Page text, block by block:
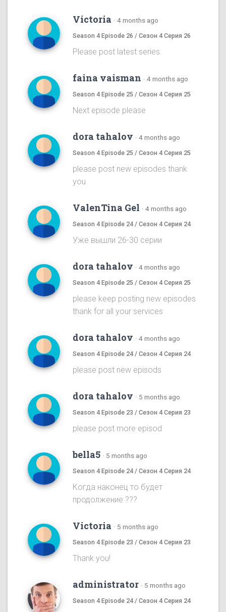
Victoria · 4 months ago
Season 4 Episode 26 / Сезон 4 Серия 26
Please post latest series.
faina vaisman · 4 months ago
Season 4 Episode 25 / Сезон 4 Серия 25
Next episode please
dora tahalov · 4 months ago
Season 4 Episode 25 / Сезон 4 Серия 25
please post new episodes thank
you
ValenTina Gel · 4 months ago
Season 4 Episode 24 / Сезон 4 Серия 24
Уже вышли 26-30 серии
dora tahalov · 4 months ago
Season 4 Episode 25 / Сезон 4 Серия 25
please keep posting new episodes
thank for all your services
dora tahalov · 4 months ago
Season 4 Episode 24 / Сезон 4 Серия 24
please post new episods
dora tahalov · 5 months ago
Season 4 Episode 23 / Сезон 4 Серия 23
please post more episod
bella5 · 5 months ago
Season 4 Episode 24 / Сезон 4 Серия 24
Когда наконец то будет
продолжение ???
Victoria · 5 months ago
Season 4 Episode 23 / Сезон 4 Серия 23
Thank you!
administrator · 5 months ago
Season 4 Episode 24 / Сезон 4 Серия 24